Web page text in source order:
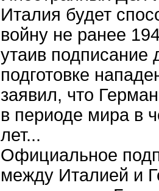
Италия будет
войну не ранее
утаив подписание
подготовке
заявил, что
в периоде мира в
лет...
Официальное
между Италией и